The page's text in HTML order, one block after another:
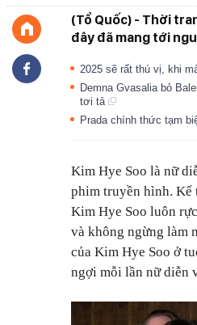
(Tổ Quốc) - Thời
đây đã mang tới
2025 sẽ rất thú vị, khi
Demna Gvasalia bỏ
tơi tả
Prada chính thức tạm
Kim Hye Soo là nữ
phim truyền hình. Kể
Kim Hye Soo luôn
và không ngừng làm
của Kim Hye Soo ở
ngợi mỗi lần nữ diễn